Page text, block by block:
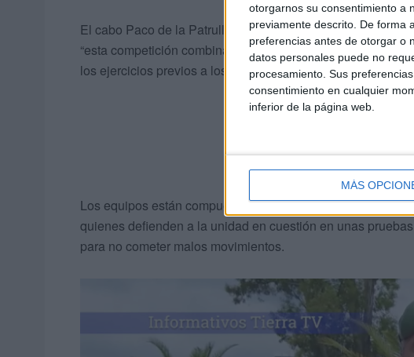
otorgarnos su consentimiento a
previamente descrito. De forma
preferencias antes de otorgar o
datos personales puede no
procesamiento. Sus
consentimiento en cualquier
inferior de la página web.
MÁS
El cabo Paco de la Patrulla de Tiro del Tercio Duque de
“esta competición combina resistencia y destreza a la hora
los ejercicios previos a los disparos.
Los equipos están compuestas por un oficial, un suboficial
quienes defienden a la unidad en cuestión en unas
para no cometer malos movimientos.